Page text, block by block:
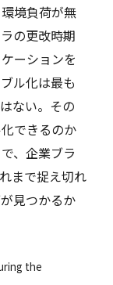
境負荷が無
の更改時期
ーションを
ル化は最も
ない。その
できるのか
、企業ブラ
まで捉え切れ
見つかるか
the